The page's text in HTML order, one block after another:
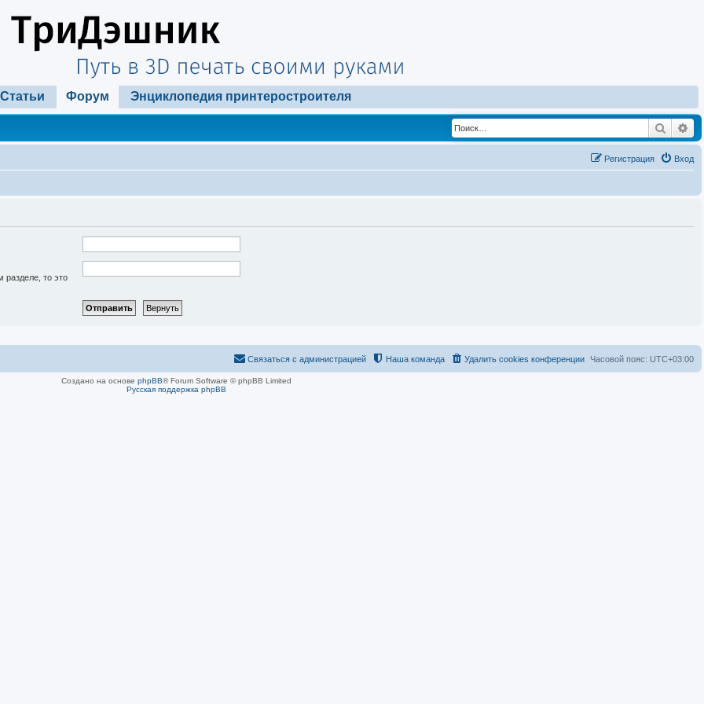
Статьи Форум Энциклопедия принтеростроителя
Поиск
Вход
Регистрация
разделе, то это
Часовой пояс: UTC+03:00
Удалить cookies конференции
Наша команда
Связаться с администрацией
Создано на основе phpBB® Forum Software © phpBB Limited
Русская поддержка phpBB